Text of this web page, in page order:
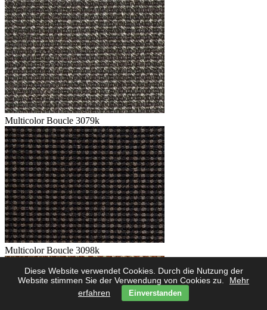
Diese Website verwendet Cookies. Durch die Nutzung der
Website stimmen Sie der Verwendung von Cookies zu.
Mehr
erfahren
Einverstanden
Multicolor Boucle 3079k
Multicolor Boucle 3098k